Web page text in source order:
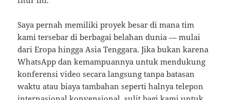
Saya pernah memiliki proyek besar di mana tim
kami tersebar di berbagai belahan dunia — mulai
dari Eropa hingga Asia Tenggara. Jika bukan karena
WhatsApp dan kemampuannya untuk mendukung
konferensi video secara langsung tanpa batasan
waktu atau biaya tambahan seperti halnya telepon